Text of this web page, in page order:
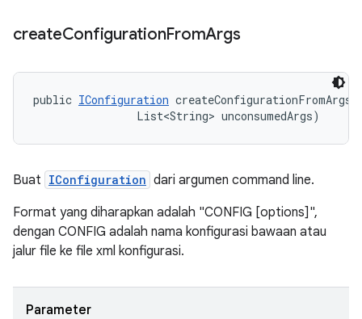
createConfigurationFromArgs
public IConfiguration
                List<String> unconsumedArgs)
Buat IConfiguration dari argumen command line.
Format yang diharapkan adalah "CONFIG [options]",
dengan CONFIG adalah nama konfigurasi bawaan atau
jalur file ke file xml konfigurasi.
Parameter